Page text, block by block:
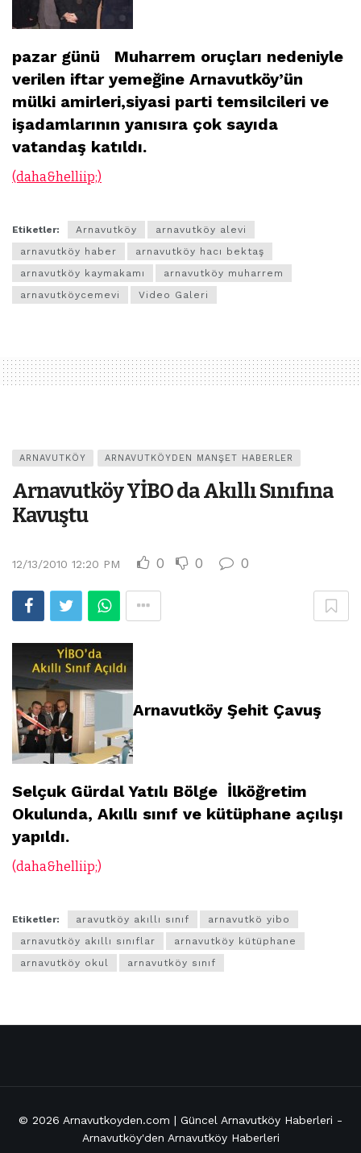
pazar günü Muharrem oruçları nedeniyle
verilen iftar yemeğine Arnavutköy’ün
mülki amirleri,siyasi parti temsilcileri ve
işadamlarının yanısıra çok sayıda
vatandaş katıldı.
(daha&helliip;)
Etiketler: Arnavutköy
arnavutköy alevi
arnavutköy haber
arnavutköy hacı bektaş
arnavutköy kaymakamı
arnavutköy muharrem
arnavutköycemevi
Video Galeri
ARNAVUTKÖY ARNAVUTKÖYDEN MANŞET HABERLER
Arnavutköy YİBO da Akıllı Sınıfına
Kavuştu
12/13/2010 12:20 PM 0 0 0
Arnavutköy Şehit Çavuş
Selçuk Gürdal Yatılı Bölge İlköğretim
Okulunda, Akıllı sınıf ve kütüphane açılışı
yapıldı.
(daha&helliip;)
Etiketler: aravutköy akıllı sınıf
arnavutkö yibo
arnavutköy akıllı sınıflar
arnavutköy kütüphane
arnavutköy okul
arnavutköy sınıf
© 2026 Arnavutkoyden.com | Güncel Arnavutköy Haberleri -
Arnavutköy'den Arnavutköy Haberleri